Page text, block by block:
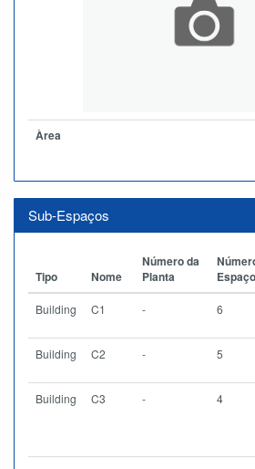
Àrea
Sub-Espaços
Tipo Nome
Número da
Planta
Building C1 - 6
Building C2 - 5
Building C3 - 4